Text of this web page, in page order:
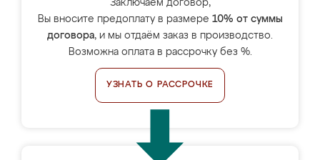
Заключаем договор,
Вы вносите предоплату в размере 10% от суммы
договора, и мы отдаём заказ в производство.
Возможна оплата в рассрочку без %.
УЗНАТЬ О РАССРОЧКЕ